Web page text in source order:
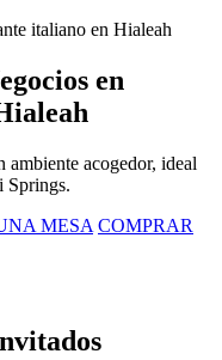
italiano en Hialeah
en
ambiente acogedor, ideal
Springs.
MESA COMPRAR